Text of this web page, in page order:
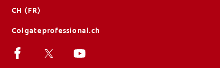
CH (FR)
Colgateprofessional.ch